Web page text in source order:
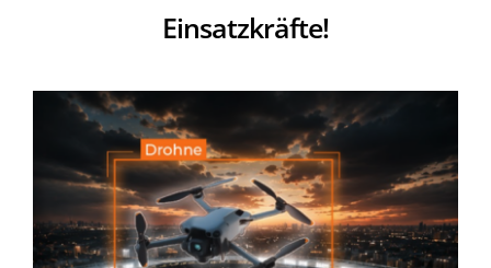
Drohnenförderung
Academy
Pilotentools
Service
Einsatzkräfte!